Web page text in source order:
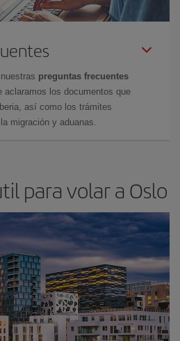
preguntas frecuentes
aclaramos los documentos que
así como los trámites
migración y aduanas.
para volar a Oslo